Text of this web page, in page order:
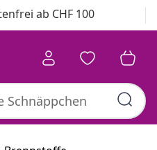
ab CHF 100